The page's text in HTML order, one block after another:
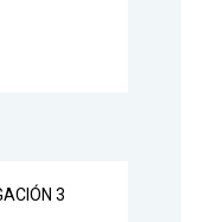
3